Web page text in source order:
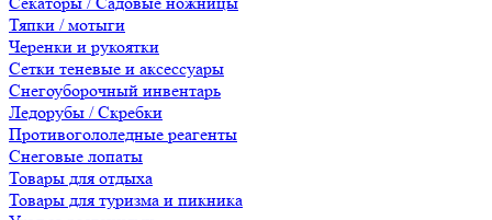
Тяпки / мотыги
Черенки и рукоятки
Сетки теневые и аксессуары
Снегоуборочный инвентарь
Ледорубы / Скребки
Противогололедные реагенты
Снеговые лопаты
Товары для отдыха
Товары для туризма и пикника